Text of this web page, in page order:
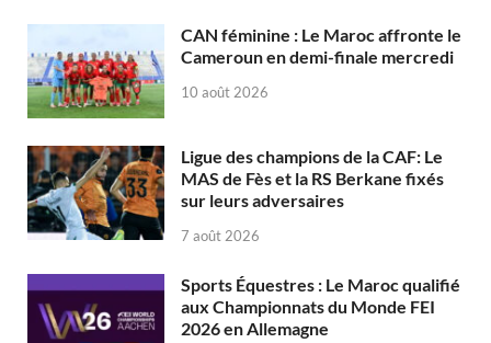
CAN féminine : Le Maroc affronte le
Cameroun en demi-finale mercredi
10 août 2026
Ligue des champions de la CAF: Le
MAS de Fès et la RS Berkane fixés
sur leurs adversaires
7 août 2026
Sports Équestres : Le Maroc qualifié
aux Championnats du Monde FEI
2026 en Allemagne